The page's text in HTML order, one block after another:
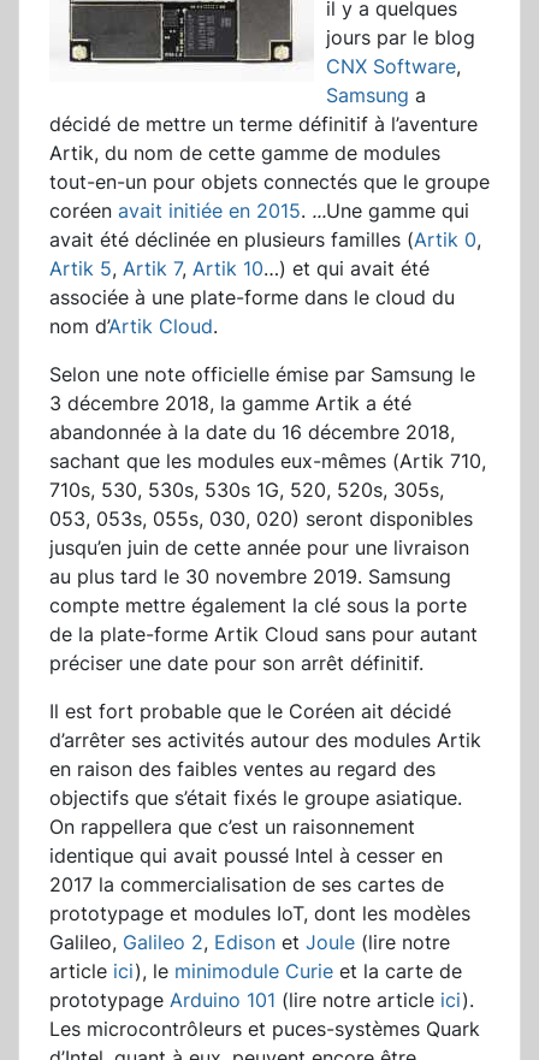
il y a quelques
jours par le blog
CNX Software,
Samsung a
décidé de mettre un terme définitif à l’aventure
Artik, du nom de cette gamme de modules
tout-en-un pour objets connectés que le groupe
coréen avait initiée en 2015. ...Une gamme qui
avait été déclinée en plusieurs familles (Artik 0,
Artik 5, Artik 7, Artik 10…) et qui avait été
associée à une plate-forme dans le cloud du
nom d’Artik Cloud.
Selon une note officielle émise par Samsung le
3 décembre 2018, la gamme Artik a été
abandonnée à la date du 16 décembre 2018,
sachant que les modules eux-mêmes (Artik 710,
710s, 530, 530s, 530s 1G, 520, 520s, 305s,
053, 053s, 055s, 030, 020) seront disponibles
jusqu’en juin de cette année pour une livraison
au plus tard le 30 novembre 2019. Samsung
compte mettre également la clé sous la porte
de la plate-forme Artik Cloud sans pour autant
préciser une date pour son arrêt définitif.
Il est fort probable que le Coréen ait décidé
d’arrêter ses activités autour des modules Artik
en raison des faibles ventes au regard des
objectifs que s’était fixés le groupe asiatique.
On rappellera que c’est un raisonnement
identique qui avait poussé Intel à cesser en
2017 la commercialisation de ses cartes de
prototypage et modules IoT, dont les modèles
Galileo, Galileo 2, Edison et Joule (lire notre
article ici), le minimodule Curie et la carte de
prototypage Arduino 101 (lire notre article ici).
Les microcontrôleurs et puces-systèmes Quark